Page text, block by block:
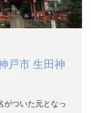
戸市 生田神
がついた元となっ